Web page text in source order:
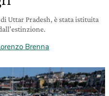
Uttar Pradesh, è stata istituita
Brenna